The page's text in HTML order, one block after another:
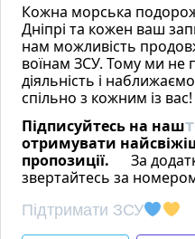
День 1.
Кожна морська
Дніпрі та кожен ваш
нам можливість
воїнам ЗСУ. Тому ми
діяльність і
спільно з кожним із вас!
Підписуйтесь на наш
отримувати
пропозиції.
За
звертайтесь за
Підтримати ЗСУ